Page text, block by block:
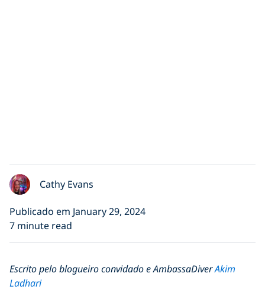
Cathy Evans
Publicado em January 29, 2024
7 minute read
Escrito pelo blogueiro convidado e AmbassaDiverAkim
Ladhari